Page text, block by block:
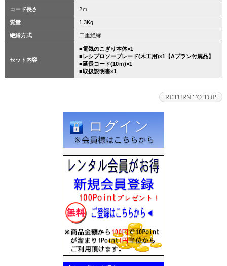
コード長さ 2ｍ
質量 1.3Kg
絶縁方式 二重絶縁
セット内容
■電気のこぎり本体×1
■レシプロソーブレード(木工用)×1【Aプラン付属品】
■延長コード(10ｍ)×1
■取扱説明書×1